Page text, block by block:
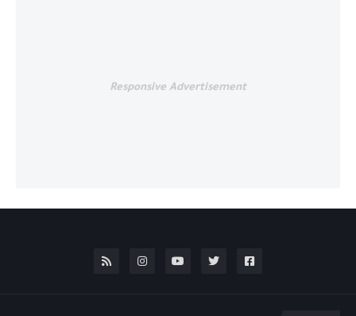
Responsive Advertisement